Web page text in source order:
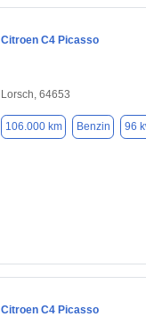
Citroen C4 Picasso
Lorsch, 64653
106.000 km Benzin 96
Citroen C4 Picasso